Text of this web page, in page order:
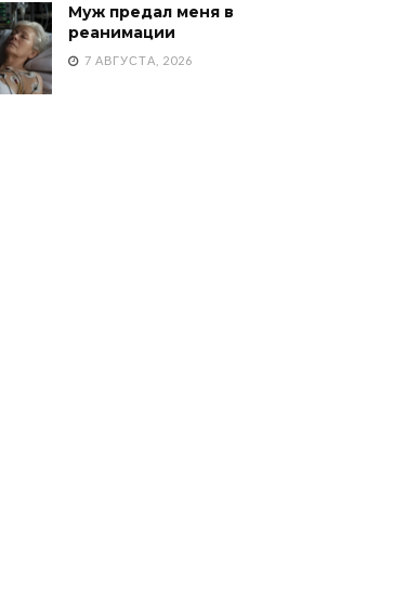
Муж предал меня в
реанимации
7 АВГУСТА, 2026